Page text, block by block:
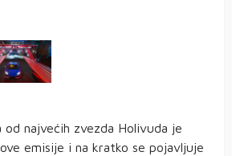
od najvećih zvezda Holivuda je
emisije i na kratko se pojavljuje